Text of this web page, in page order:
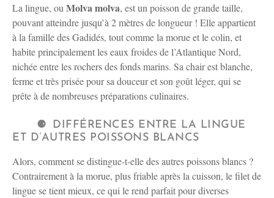
La lingue, ou Molva molva, est un poisson de grande taille,
pouvant atteindre jusqu’à 2 mètres de longueur ! Elle appartient
à la famille des Gadidés, tout comme la morue et le colin, et
habite principalement les eaux froides de l’Atlantique Nord,
nichée entre les rochers des fonds marins. Sa chair est blanche,
ferme et très prisée pour sa douceur et son goût léger, qui se
prête à de nombreuses préparations culinaires.
DIFFÉRENCES ENTRE LA LINGUE
ET D’AUTRES POISSONS BLANCS
Alors, comment se distingue-t-elle des autres poissons blancs ?
Contrairement à la morue, plus friable après la cuisson, le filet de
lingue se tient mieux, ce qui le rend parfait pour diverses